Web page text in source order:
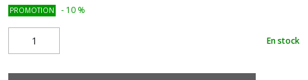
PROMOTION - 10 %
En stock